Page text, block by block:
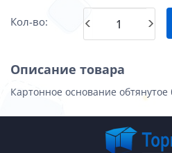
Кол-во:
Описание товара
Картонное основание